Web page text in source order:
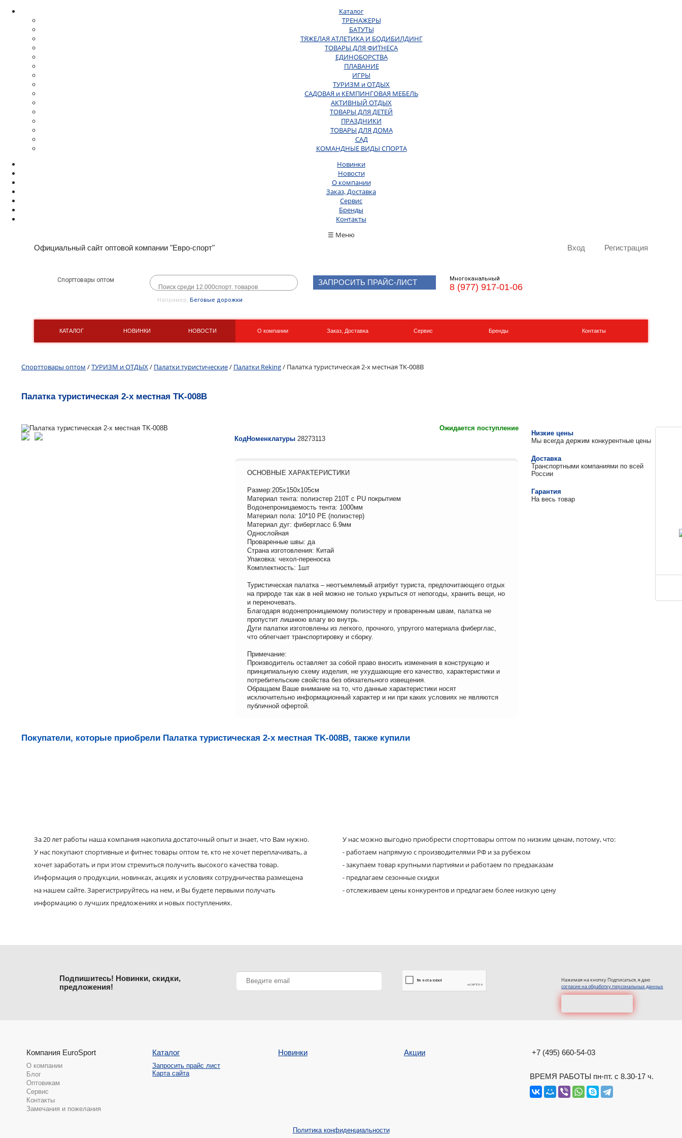
Каталог
ТРЕНАЖЕРЫ
БАТУТЫ
ТЯЖЕЛАЯ АТЛЕТИКА И БОДИБИЛДИНГ
ТОВАРЫ ДЛЯ ФИТНЕСА
ЕДИНОБОРСТВА
ПЛАВАНИЕ
ИГРЫ
ТУРИЗМ и ОТДЫХ
САДОВАЯ и КЕМПИНГОВАЯ МЕБЕЛЬ
АКТИВНЫЙ ОТДЫХ
ТОВАРЫ ДЛЯ ДЕТЕЙ
ПРАЗДНИКИ
ТОВАРЫ ДЛЯ ДОМА
САД
КОМАНДНЫЕ ВИДЫ СПОРТА
Новинки
Новости
О компании
Заказ, Доставка
Сервис
Бренды
Контакты
☰ Меню
Официальный сайт оптовой компании "Евро-спорт" Вход Регистрация
Спорттовары оптом
Например, Беговые дорожки
ЗАПРОСИТЬ ПРАЙС-ЛИСТ Многоканальный
8 (977) 917-01-06
КАТАЛОГ НОВИНКИ НОВОСТИ О компании Заказ, Доставка Сервис Бренды Контакты
Спорттовары оптом /ТУРИЗМ и ОТДЫХ / Палатки туристические/ Палатки Reking/ Палатка туристическая 2-х местная TK-008B
Палатка туристическая 2-х местная TK-008B
Ожидается поступление
КодНоменклатуры 28273113
ОСНОВНЫЕ ХАРАКТЕРИСТИКИ
Размер:205х150х105см
Материал тента: полиэстер 210T с PU покрытием
Водонепроницаемость тента: 1000мм
Материал пола: 10*10 PE (полиэстер)
Материал дуг: фибергласс 6.9мм
Однослойная
Проваренные швы: да
Страна изготовления: Китай
Упаковка: чехол-переноска
Комплектность: 1шт
Туристическая палатка – неотъемлемый атрибут туриста, предпочитающего отдых
на природе так как в ней можно не только укрыться от непогоды, хранить вещи, но
и переночевать.
Благодаря водонепроницаемому полиэстеру и проваренным швам, палатка не
пропустит лишнюю влагу во внутрь.
Дуги палатки изготовлены из легкого, прочного, упругого материала фиберглас,
что облегчает транспортировку и сборку.
Примечание:
Производитель оставляет за собой право вносить изменения в конструкцию и
принципиальную схему изделия, не ухудшающие его качество, характеристики и
потребительские свойства без обязательного извещения.
Обращаем Ваше внимание на то, что данные характеристики носят
исключительно информационный характер и ни при каких условиях не являются
публичной офертой.
Низкие цены
Мы всегда держим конкурентные цены
Доставка
Транспортными компаниями по всей
России
Гарантия
На весь товар
Покупатели, которые приобрели Палатка туристическая 2-х местная TK-008B, также купили
За 20 лет работы наша компания накопила достаточный опыт и знает, что Вам нужно.
У нас покупают спортивные и фитнес товары оптом те, кто не хочет переплачивать, а
хочет заработать и при этом стремиться получить высокого качества товар.
Информация о продукции, новинках, акциях и условиях сотрудничества размещена
на нашем сайте. Зарегистрируйтесь на нем, и Вы будете первыми получать
информацию о лучших предложениях и новых поступлениях.
У нас можно выгодно приобрести спорттовары оптом по низким ценам, потому, что:
- работаем напрямую с производителями РФ и за рубежом
- закупаем товар крупными партиями и работаем по предзаказам
- предлагаем сезонные скидки
- отслеживаем цены конкурентов и предлагаем более низкую цену
Нажимая на кнопку Подписаться, я даю
согласие на обработку персональных данных
Подпишитесь! Новинки, скидки,
предложения!
Компания EuroSport
О компании
Блог
Оптовикам
Сервис
Контакты
Замечания и пожелания
Каталог
Запросить прайс лист
Карта сайта
Новинки Акции +7 (495) 660-54-03
ВРЕМЯ РАБОТЫ пн-пт. с 8.30-17 ч.
Политика конфиденциальности